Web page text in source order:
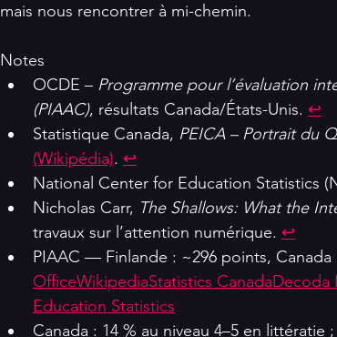
mais nous rencontrer à mi-chemin.
Notes
OCDE – Programme pour l’évaluation
(PIAAC), résultats Canada/États-Unis. ↩
Statistique Canada, PEICA – Portrait du
(Wikipédia). ↩
National Center for Education Statistics
Nicholas Carr, The Shallows: What the
travaux sur l’attention numérique. ↩
PIAAC — Finlande : ~296 points, Canada
OfficeWikipediaStatistics CanadaDecoda
Education Statistics
Canada : 14 % au niveau 4–5 en littératie